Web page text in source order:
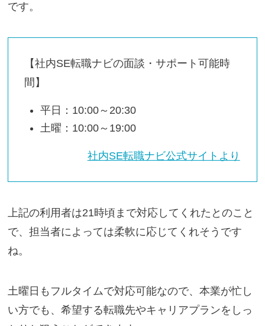
です。
【社内SE転職ナビの面談・サポート可能時
間】
平日：10:00～20:30
土曜：10:00～19:00
社内SE転職ナビ公式サイトより
上記の利用者は21時頃まで対応してくれたとのこと
で、担当者によっては柔軟に応じてくれそうです
ね。
土曜日もフルタイムで対応可能なので、本業が忙し
い方でも、希望する転職先やキャリアプランをしっ